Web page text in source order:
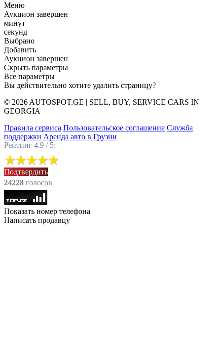
Меню
Аукцион завершен
минут
секунд
Выбрано
Добавить
Аукцион завершен
Скрыть параметры
Все параметры
Вы действительно хотите удалить страницу?
© 2026 AUTOSPOT.GE | SELL, BUY, SERVICE CARS IN
GEORGIA
Правила сервиса Пользовательское соглашение Служба
поддержки Аренда авто в Грузии
Рейтинг 4.9 / 5:
Подтвердить
24228 голоcов
Показать номер телефона
Написать продавцу